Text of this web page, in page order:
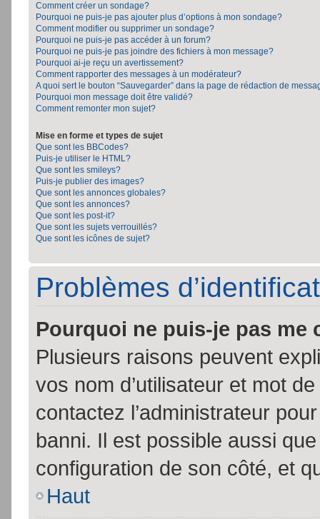
Comment créer un sondage?
Pourquoi ne puis-je pas ajouter plus d’options à mon sondage?
Comment modifier ou supprimer un sondage?
Pourquoi ne puis-je pas accéder à un forum?
Pourquoi ne puis-je pas joindre des fichiers à mon message?
Pourquoi ai-je reçu un avertissement?
Comment rapporter des messages à un modérateur?
A quoi sert le bouton “Sauvegarder” dans la page de rédaction de
Pourquoi mon message doit être validé?
Comment remonter mon sujet?
Mise en forme et types de sujet
Que sont les BBCodes?
Puis-je utiliser le HTML?
Que sont les smileys?
Puis-je publier des images?
Que sont les annonces globales?
Que sont les annonces?
Que sont les post-it?
Que sont les sujets verrouillés?
Que sont les icônes de sujet?
Problèmes
Pourquoi ne puis-je pas me
Plusieurs raisons peuvent
vos nom d’utilisateur et mot
contactez l’administrateur
banni. Il est possible aussi
configuration de son côté, et
Haut